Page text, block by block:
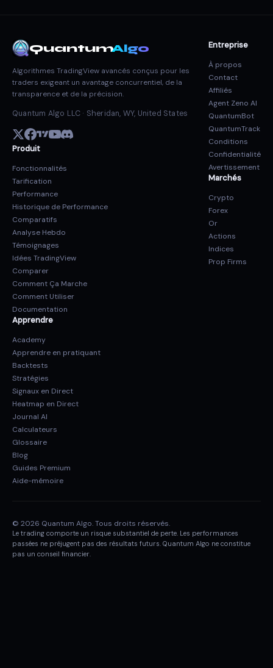
QuantumAlgo
Algorithmes TradingView avancés conçus pour les
traders exigeant un avantage concurrentiel, de la
transparence et de la précision.
Quantum Algo LLC · Sheridan, WY, United States
Produit
Fonctionnalités
Tarification
Performance
Historique de Performance
Comparatifs
Analyse Hebdo
Témoignages
Idées TradingView
Comparer
Comment Ça Marche
Comment Utiliser
Documentation
Apprendre
Academy
Apprendre en pratiquant
Backtests
Stratégies
Signaux en Direct
Heatmap en Direct
Journal AI
Calculateurs
Glossaire
Blog
Guides Premium
Aide-mémoire
Entreprise
À propos
Contact
Affiliés
Agent Zeno AI
QuantumBot
QuantumTrack
Conditions
Confidentialité
Avertissement
Marchés
Crypto
Forex
Or
Actions
Indices
Prop Firms
© 2026 Quantum Algo. Tous droits réservés.
Le trading comporte un risque substantiel de perte. Les performances
passées ne préjugent pas des résultats futurs. Quantum Algo ne constitue
pas un conseil financier.